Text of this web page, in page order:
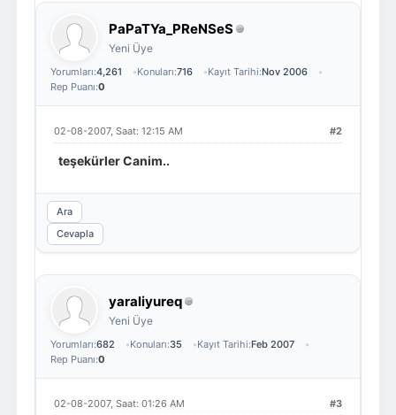
PaPaTYa_PReNSeS
Yeni Üye
Yorumları:4,261 Konuları:716 Kayıt Tarihi:Nov 2006
Rep Puanı:0
#2
02-08-2007, Saat: 12:15 AM
teşekürler Canim..
Ara
Cevapla
yaraliyureq
Yeni Üye
Yorumları:682 Konuları:35 Kayıt Tarihi:Feb 2007
Rep Puanı:0
#3
02-08-2007, Saat: 01:26 AM